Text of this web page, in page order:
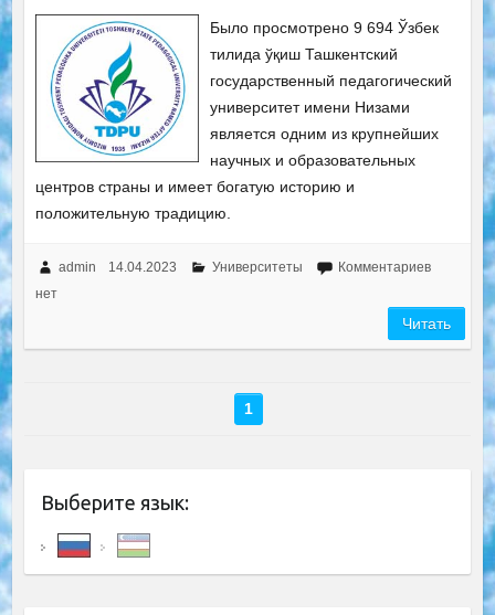
Было просмотрено 9 694 Ўзбек
тилида ўқиш Ташкентский
государственный педагогический
университет имени Низами
является одним из крупнейших
научных и образовательных
центров страны и имеет богатую историю и
положительную традицию.
admin 14.04.2023 Университеты
Комментариев
нет
Читать
1
Выберите язык: